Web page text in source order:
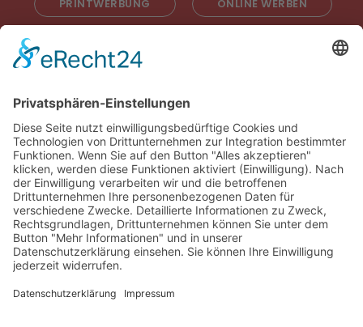
PRINTWERBUNG ONLINE WERBEN
Impressum